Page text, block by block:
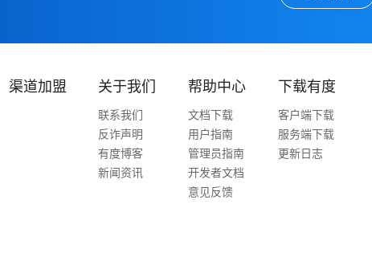
渠道加盟 关于我们
联系我们
反诈声明
有度博客
新闻资讯
帮助中心
文档下载
用户指南
管理员指南
开发者文档
意见反馈
下载有度
客户端下载
服务端下载
更新日志